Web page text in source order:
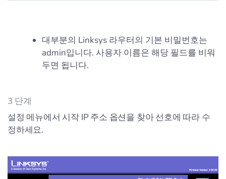
대부분의 Linksys 라우터의 기본 비밀번호는
admin입니다. 사용자 이름은 해당 필드를 비워
두면 됩니다.
3 단계
설정 메뉴에서 시작 IP 주소 옵션을 찾아 선호에 따라 수
정하세요.